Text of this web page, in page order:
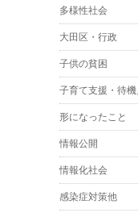
多様性社会
大田区・行政
子供の貧困
子育て支援・待
形になったこと
情報公開
情報化社会
感染症対策他